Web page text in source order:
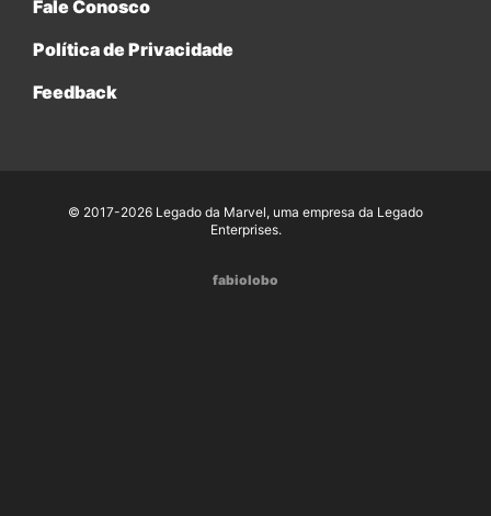
Fale Conosco
Política de Privacidade
Feedback
© 2017-2026 Legado da Marvel, uma empresa da Legado
Enterprises.
fabiolobo